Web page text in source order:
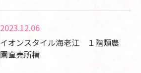
2023.12.06
イオンスタイル海老江 １階類農
園直売所横